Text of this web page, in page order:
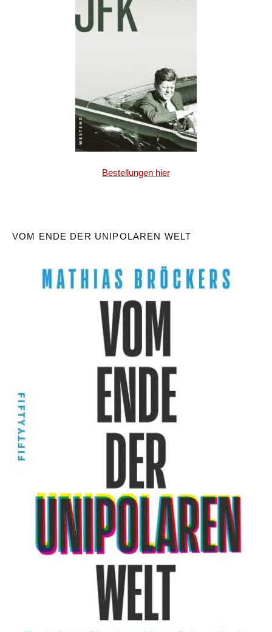
Bestellungen hier
VOM ENDE DER UNIPOLAREN WELT